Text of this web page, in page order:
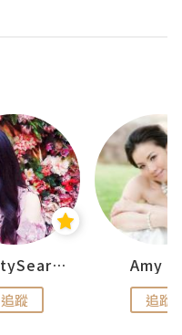
BeautySearch
追蹤
Amy
追蹤